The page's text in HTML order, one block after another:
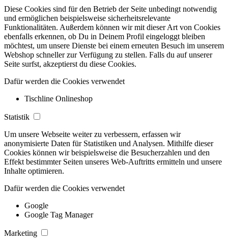
Diese Cookies sind für den Betrieb der Seite unbedingt notwendig
und ermöglichen beispielsweise sicherheitsrelevante
Funktionalitäten. Außerdem können wir mit dieser Art von Cookies
ebenfalls erkennen, ob Du in Deinem Profil eingeloggt bleiben
möchtest, um unsere Dienste bei einem erneuten Besuch im unserem
Webshop schneller zur Verfügung zu stellen. Falls du auf unserer
Seite surfst, akzeptierst du diese Cookies.
Dafür werden die Cookies verwendet
Tischline Onlineshop
Statistik
Um unsere Webseite weiter zu verbessern, erfassen wir
anonymisierte Daten für Statistiken und Analysen. Mithilfe dieser
Cookies können wir beispielsweise die Besucherzahlen und den
Effekt bestimmter Seiten unseres Web-Auftritts ermitteln und unsere
Inhalte optimieren.
Dafür werden die Cookies verwendet
Google
Google Tag Manager
Marketing